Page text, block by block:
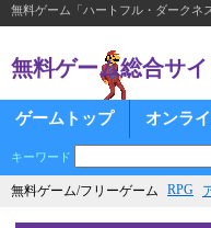
無料ゲーム「ハートフル・ダークネ
無料ゲーム総合サイ
ゲームトップ オンラ
キーワード
無料ゲーム/フリーゲーム RPG